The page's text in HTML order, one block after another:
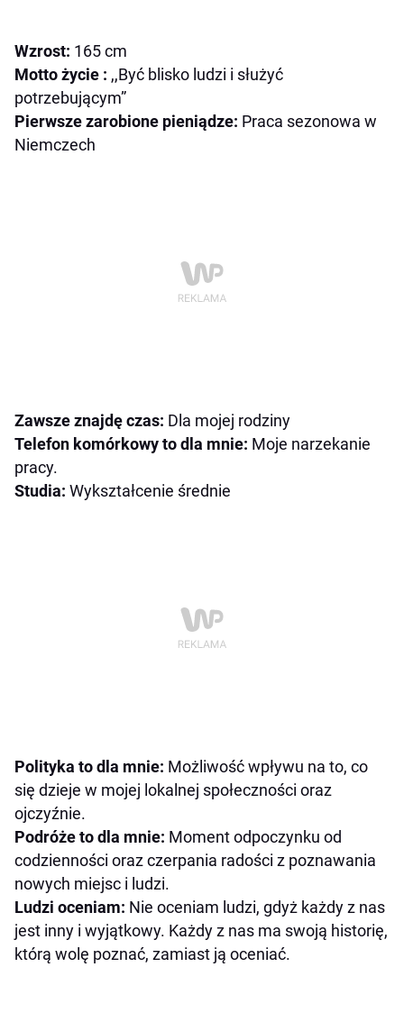
Wzrost: 165 cm
Motto życie : ,,Być blisko ludzi i służyć
potrzebującym”
Pierwsze zarobione pieniądze: Praca sezonowa w
Niemczech
Zawsze znajdę czas: Dla mojej rodziny
Telefon komórkowy to dla mnie: Moje narzekanie
pracy.
Studia: Wykształcenie średnie
Polityka to dla mnie: Możliwość wpływu na to, co
się dzieje w mojej lokalnej społeczności oraz
ojczyźnie.
Podróże to dla mnie: Moment odpoczynku od
codzienności oraz czerpania radości z poznawania
nowych miejsc i ludzi.
Ludzi oceniam: Nie oceniam ludzi, gdyż każdy z nas
jest inny i wyjątkowy. Każdy z nas ma swoją historię,
którą wolę poznać, zamiast ją oceniać.